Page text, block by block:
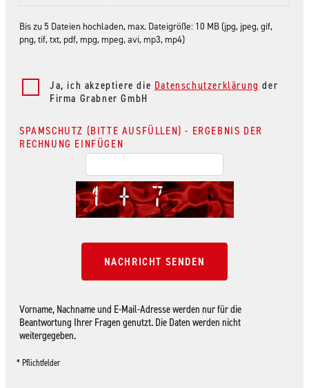
Bis zu 5 Dateien hochladen, max. Dateigröße: 10 MB (jpg, jpeg, gif,
png, tif, txt, pdf, mpg, mpeg, avi, mp3, mp4)
Ja, ich akzeptiere die Datenschutzerklärung der
Firma Grabner GmbH
SPAMSCHUTZ (BITTE AUSFÜLLEN) - ERGEBNIS DER
RECHNUNG EINFÜGEN
NACHRICHT SENDEN
Vorname, Nachname und E-Mail-Adresse werden nur für die
Beantwortung Ihrer Fragen genutzt. Die Daten werden nicht
weitergegeben.
* Pflichtfelder